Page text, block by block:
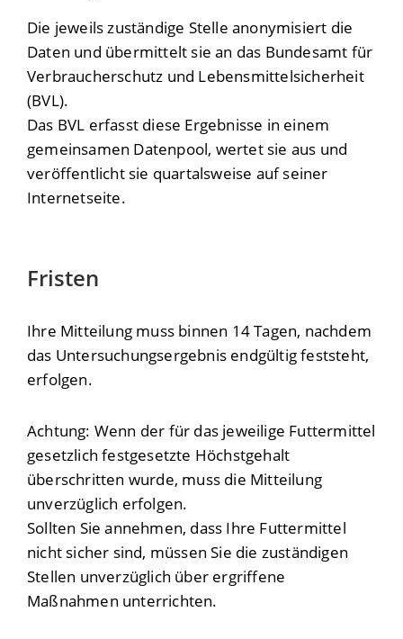
Die jeweils zuständige Stelle anonymisiert die
Daten und übermittelt sie an das Bundesamt für
Verbraucherschutz und Lebensmittelsicherheit
(BVL).
Das BVL erfasst diese Ergebnisse in einem
gemeinsamen Datenpool, wertet sie aus und
veröffentlicht sie quartalsweise auf seiner
Internetseite.
Fristen
Ihre Mitteilung muss binnen 14 Tagen, nachdem
das Untersuchungsergebnis endgültig feststeht,
erfolgen.
Achtung: Wenn der für das jeweilige Futtermittel
gesetzlich festgesetzte Höchstgehalt
überschritten wurde, muss die Mitteilung
unverzüglich erfolgen.
Sollten Sie annehmen, dass Ihre Futtermittel
nicht sicher sind, müssen Sie die zuständigen
Stellen unverzüglich über ergriffene
Maßnahmen unterrichten.